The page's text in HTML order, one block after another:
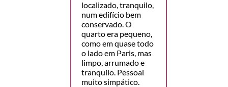
localizado, tranquilo,
num edifício bem
conservado. O
quarto era pequeno,
como em quase todo
o lado em Paris, mas
limpo, arrumado e
tranquilo. Pessoal
muito simpático.